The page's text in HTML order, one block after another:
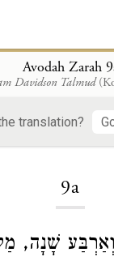
Avodah Zarah
Davidson Talmud
translation?
9a
שָׁנָה,